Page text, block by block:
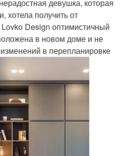
девушка, которая
хотела получить от
Lovko Design оптимистичный
в новом доме и не
в перепланировке